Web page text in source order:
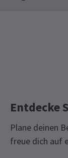
Entdecke
Plane deinen
freue dich auf